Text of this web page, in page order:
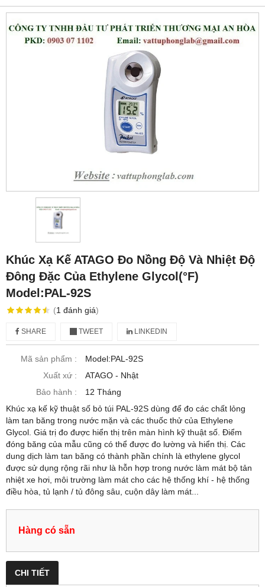
Khúc Xạ Kế ATAGO Đo Nồng Độ Và Nhiệt Độ
Đông Đặc Của Ethylene Glycol(°F)
Model:PAL-92S
(1 đánh giá)
SHARE TWEET LINKEDIN
Mã sản phẩm :
Model:PAL-92S
Xuất xứ :
ATAGO - Nhật
Bảo hành :
12 Tháng
Khúc xạ kế kỹ thuật số bỏ túi PAL-92S dùng để đo các chất lỏng
làm tan băng trong nước mặn và các thuốc thử của Ethylene
Glycol. Giá trị đo được hiển thị trên màn hình kỹ thuật số. Điểm
đóng băng của mẫu cũng có thể được đo lường và hiển thị. Các
dung dịch làm tan băng có thành phần chính là ethylene glycol
được sử dụng rộng rãi như là hỗn hợp trong nước làm mát bộ tản
nhiệt xe hơi, môi trường làm mát cho các hệ thống khí - hệ thống
điều hòa, tủ lạnh / tủ đông sâu, cuộn dây làm mát...
Hàng có sẵn
CHI TIẾT